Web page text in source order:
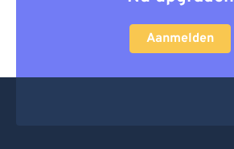
Aanmelden